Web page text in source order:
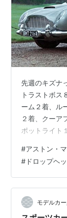
先週のキズナ
トラストボス
ーム２着、ル
２着、クーア
ポットライト
着１回、着外
の京都牝馬ス
で４着、ダイ
が６番人気で
ワールドが、
グリューグル
#アストン・
# ドロップヘ
モデルカ